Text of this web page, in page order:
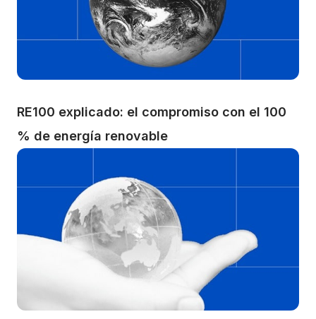
RE100 explicado: el compromiso con el 100
% de energía renovable